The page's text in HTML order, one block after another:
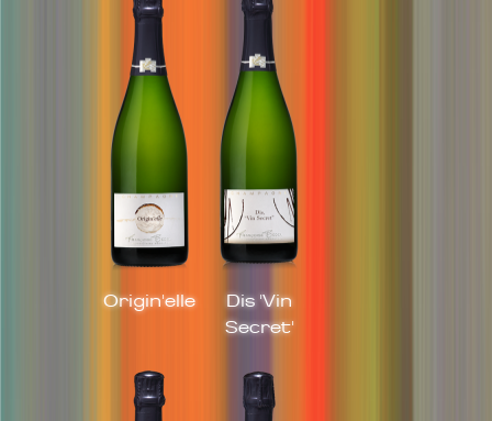
Origin'elle
Dis 'Vin
Secret'